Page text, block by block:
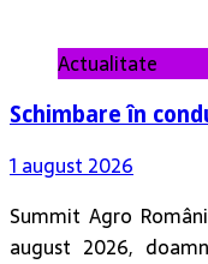
Actualitate
Schimbare în
1 august 2026
Summit Agro
august 2026,